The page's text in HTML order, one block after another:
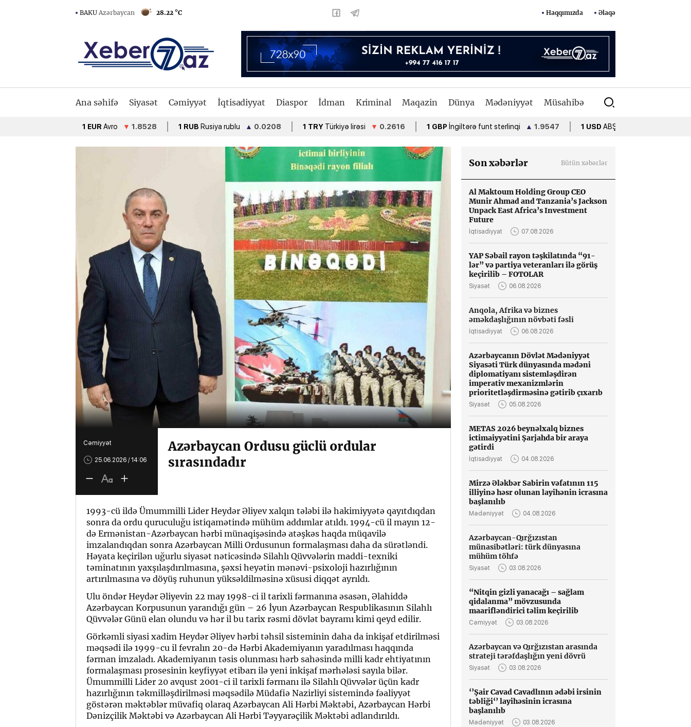
BAKU Azərbaycan 28.22 °C Haqqımızda Əlaqə
Ana səhifə Siyasət Cəmiyyət İqtisadiyyat Diaspor İdman Kriminal Maqazin Dünya Mədəniyyət Müsahibə
Avro ▼1.8528 1 RUB Rusiya rublu ▲ 0.0208 1 TRY Türkiyə lirəsi ▼0.2616 1 GBP İngiltərə funt sterlinqi ▲1.9547 1 USD ABŞ dolları •
Cəmiyyət
25.06.2026 / 14:06
Azərbaycan Ordusu güclü ordular
sırasındadır
1993-cü ildə Ümummilli Lider Heydər Əliyev xalqın tələbi ilə hakimiyyətə qayıtdıqdan
sonra da ordu quruculuğu istiqamətində mühüm addımlar atıldı. 1994-cü il mayın 12-
də Ermənistan-Azərbaycan hərbi münaqişəsində atəşkəs haqda müqavilə
imzalandıqdan sonra Azərbaycan Milli Ordusunun formalaşması daha da sürətləndi.
Həyata keçirilən uğurlu siyasət nəticəsində Silahlı Qüvvələrin maddi-texniki
təminatının yaxşılaşdırılmasına, şəxsi heyətin mənəvi-psixoloji hazırlığının
artırılmasına və döyüş ruhunun yüksəldilməsinə xüsusi diqqət ayrıldı.
Ulu öndər Heydər Əliyevin 22 may 1998-ci il tarixli fərmanına əsasən, Əlahiddə
Azərbaycan Korpusunun yarandığı gün – 26 İyun Azərbaycan Respublikasının Silahlı
Qüvvələr Günü elan olundu və hər il bu tarix rəsmi dövlət bayramı kimi qeyd edilir.
Görkəmli siyasi xadim Heydər Əliyev hərbi təhsil sisteminin daha da inkişaf etdirilməsi
məqsədi ilə 1999-cu il fevralın 20-də Hərbi Akademiyanın yaradılması haqqında
fərman imzaladı. Akademiyanın təsis olunması hərb sahəsində milli kadr ehtiyatının
formalaşması prosesinin keyfiyyət etibarı ilə yeni inkişaf mərhələsi sayıla bilər.
Ümummilli Lider 20 avqust 2001-ci il tarixli fərmanı ilə Silahlı Qüvvələr üçün kadr
hazırlığının təkmilləşdirilməsi məqsədilə Müdafiə Nazirliyi sistemində fəaliyyət
göstərən məktəblər müvafiq olaraq Azərbaycan Ali Hərbi Məktəbi, Azərbaycan Hərbi
Dənizçilik Məktəbi və Azərbaycan Ali Hərbi Təyyarəçilik Məktəbi adlandırıldı.
Son xəbərlər Bütün xəbərlər
Al Maktoum Holding Group CEO
Munir Ahmad and Tanzania’s Jackson
Unpack East Africa’s Investment
Future
İqtisadiyyat 07.08.2026
YAP Səbail rayon təşkilatında “91-
lər” və partiya veteranları ilə görüş
keçirilib – FOTOLAR
Siyasət 06.08.2026
Anqola, Afrika və biznes
əməkdaşlığının növbəti fəsli
İqtisadiyyat 06.08.2026
Azərbaycanın Dövlət Mədəniyyət
Siyasəti Türk dünyasında mədəni
diplomatiyanı sistemləşdirən
imperativ mexanizmlərin
prioritetləşdirməsinə gətirib çıxarıb
Siyasət 05.08.2026
METAS 2026 beynəlxalq biznes
ictimaiyyətini Şarjahda bir araya
gətirdi
İqtisadiyyat 04.08.2026
Mirzə Ələkbər Sabirin vəfatının 115
illiyinə həsr olunan layihənin icrasına
başlanılıb
Mədəniyyət 04.08.2026
Azərbaycan-Qırğızıstan
münasibətləri: türk dünyasına
mühüm töhfə
Siyasət 03.08.2026
“Nitqin gizli yanacağı – sağlam
qidalanma” mövzusunda
maarifləndirici təlim keçirilib
Cəmiyyət 03.08.2026
Azərbaycan və Qırğızıstan arasında
strateji tərəfdaşlığın yeni dövrü
Siyasət 03.08.2026
‘’Şair Cavad Cavadlının ədəbi irsinin
təbliği‘’ layihəsinin icrasına
başlanılıb
Mədəniyyət 03.08.2026